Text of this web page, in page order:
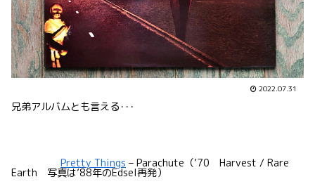
2022.07.31
兄弟アルバムとも言える･･･
Pretty Things – Parachute（’70 Harvest / Rare
Earth 写真は’88年のEdsel再発）